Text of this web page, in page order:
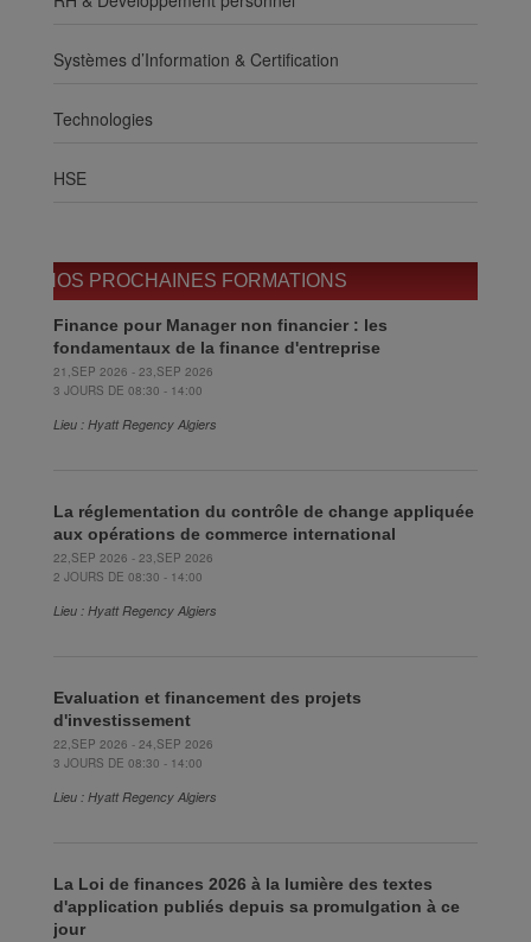
Systèmes d’Information & Certification
Technologies
HSE
NOS PROCHAINES FORMATIONS
Finance pour Manager non financier : les
fondamentaux de la finance d'entreprise
21,SEP 2026 - 23,SEP 2026
3 JOURS DE 08:30 - 14:00
Lieu : Hyatt Regency Algiers
La réglementation du contrôle de change appliquée
aux opérations de commerce international
22,SEP 2026 - 23,SEP 2026
2 JOURS DE 08:30 - 14:00
Lieu : Hyatt Regency Algiers
Evaluation et financement des projets
d'investissement
22,SEP 2026 - 24,SEP 2026
3 JOURS DE 08:30 - 14:00
Lieu : Hyatt Regency Algiers
La Loi de finances 2026 à la lumière des textes
d'application publiés depuis sa promulgation à ce
jour